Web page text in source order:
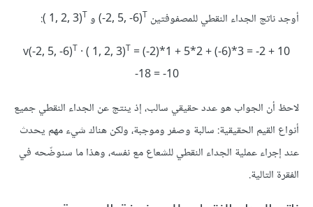
أوجد ناتج الجداء النقطي للمصفوفتين ‎(-2, 5, -6) T
T
v(-2, 5, -6)T · ( 1, 2, 3)T = (-2)*1 + 5*2 + (-6)*3 = -2 + 10
-18 = -10
لاحظ أن الجواب هو عدد حقيقي سالب، إذ ينتج عن الجداء النقطي جميع
أنواع القيم الحقيقية: سالبة وصفر وموجبة، ولكن هناك شيء مهم يحدث
عند إجراء عملية الجداء النقطي للشعاع مع نفسه، وهذا ما سنوضّحه في
الفقرة التالية.